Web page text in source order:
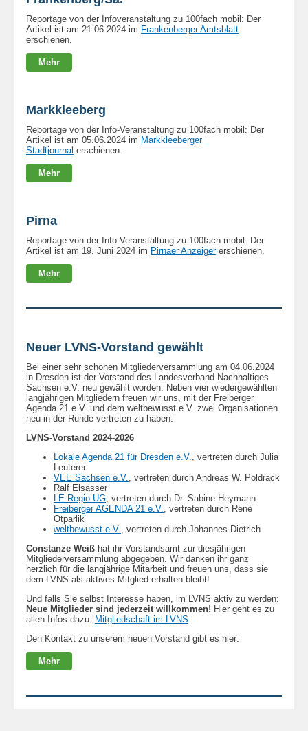
Reportage von der Infoveranstaltung zu 100fach mobil: Der
Artikel ist am 21.06.2024 im Frankenberger Amtsblatt
erschienen.
Mehr
Markkleeberg
Reportage von der Info-Veranstaltung zu 100fach mobil: Der
Artikel ist am 05.06.2024 im Markkleeberger
Stadtjournal erschienen.
Mehr
Pirna
Reportage von der Info-Veranstaltung zu 100fach mobil: Der
Artikel ist am 19. Juni 2024 im Pirnaer Anzeigererschienen.
Mehr
Neuer LVNS-Vorstand gewählt
Bei einer sehr schönen Mitgliederversammlung am 04.06.2024
in Dresden ist der Vorstand des Landesverband Nachhaltiges
Sachsen e.V. neu gewählt worden. Neben vier wiedergewählten
langjährigen Mitgliedern freuen wir uns, mit der Freiberger
Agenda 21 e.V. und dem weltbewusst e.V. zwei Organisationen
neu in der Runde vertreten zu haben:
LVNS-Vorstand 2024-2026
Lokale Agenda 21 für Dresden e.V., vertreten durch Julia
Leuterer
VEE Sachsen e.V., vertreten durch Andreas W. Poldrack
Ralf Elsässer
LE-Regio UG, vertreten durch Dr. Sabine Heymann
Freiberger AGENDA 21 e.V., vertreten durch René
Otparlik
weltbewusst e.V., vertreten durch Johannes Dietrich
Constanze Weiß hat ihr Vorstandsamt zur diesjährigen
Mitgliederversammlung abgegeben. Wir danken ihr ganz
herzlich für die langjährige Mitarbeit und freuen uns, dass sie
dem LVNS als aktives Mitglied erhalten bleibt!
Und falls Sie selbst Interesse haben, im LVNS aktiv zu werden:
Neue Mitglieder sind jederzeit willkommen! Hier geht es zu
allen Infos dazu: Mitgliedschaft im LVNS
Den Kontakt zu unserem neuen Vorstand gibt es hier:
Mehr